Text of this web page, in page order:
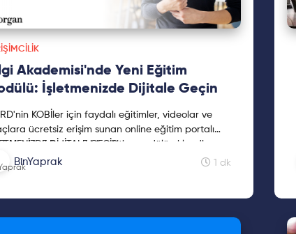
Akademisi'nde Yeni Eğitim
İşletmenizde Dijitale Geçin
KOBİler için faydalı eğitimler, videolar ve
ücretsiz erişim sunan online eğitim portalı
Akademisi'ne yeni bir eğitim modülü eklendi:
DİJİTALE GEÇİŞ
BinYaprak 1 dk